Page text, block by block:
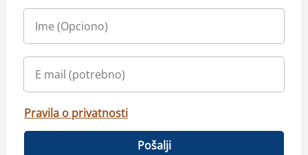
Pravila o privatnosti
Pošalji